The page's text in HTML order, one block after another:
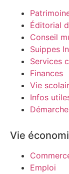
Éditorial
Conseil
Suippes
Services
Finances
Vie
Infos
Vie
Emploi